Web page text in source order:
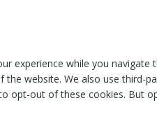
experience while you
website. We also use third-
opt-out of these cookies. But